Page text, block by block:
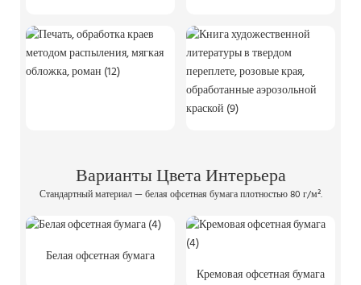
Варианты Цвета Интерьера
Стандартный материал — белая офсетная бумага плотностью 80 г/м².
Белая офсетная бумага
Кремовая офсетная бумага